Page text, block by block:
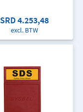
SRD 4.253,48
excl. BTW